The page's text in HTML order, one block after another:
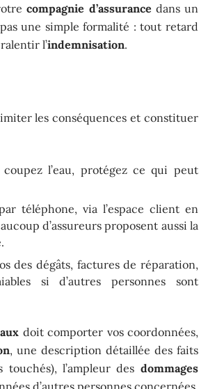
compagnie d’assurance dans un
une simple formalité : tout retard
l’indemnisation.
les conséquences et constituer
coupez l’eau, protégez ce qui peut
téléphone, via l’espace client en
d’assureurs proposent aussi la
des dégâts, factures de réparation,
si d’autres personnes sont
doit comporter vos coordonnées,
, une description détaillée des faits
l’ampleur des dommages
d’autres personnes concernées,